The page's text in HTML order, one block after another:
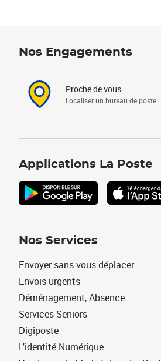
Nos Engagements
Proche de vous
Localiser un bureau de poste
Applications La Poste
Nos Services
Envoyer sans vous déplacer
Envois urgents
Déménagement, Absence
Services Seniors
Digiposte
L'identité Numérique